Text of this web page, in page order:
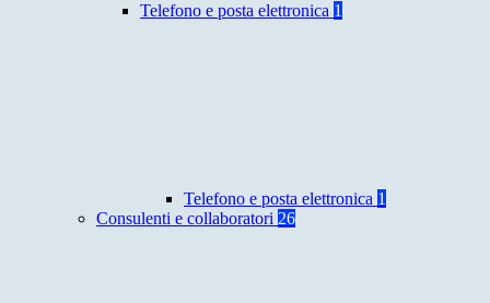
Telefono e posta elettronica 1
Telefono e posta elettronica 1
Consulenti e collaboratori 26